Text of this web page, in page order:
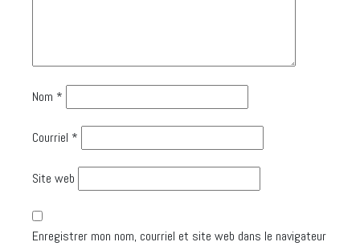
Nom *
Courriel *
Site web
Enregistrer mon nom, courriel et site web dans le navigateur